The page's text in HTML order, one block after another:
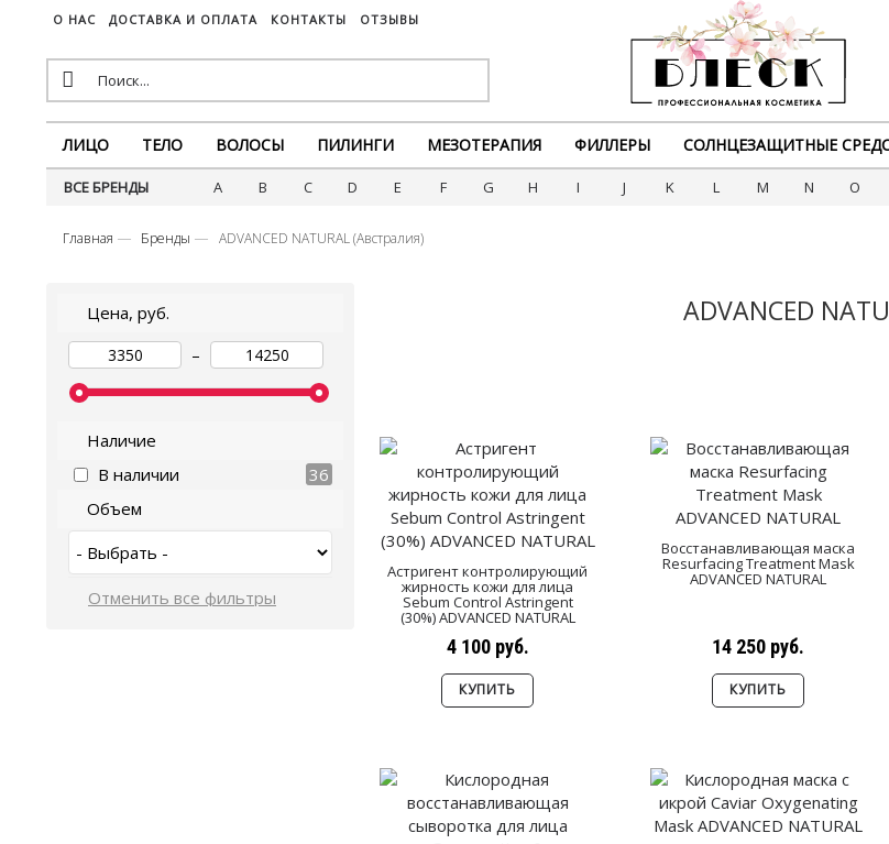
О НАС ДОСТАВКА И ОПЛАТА КОНТАКТЫ ОТЗЫВЫ
ЛИЦО ТЕЛО ВОЛОСЫ ПИЛИНГИ МЕЗОТЕРАПИЯ ФИЛЛЕРЫ СОЛНЦЕЗАЩИТНЫЕ
ВСЕ БРЕНДЫ A B C D E F G H I J K L M N O
Главная Бренды ADVANCED NATURAL (Австралия)
Цена, руб.
–
Наличие
В наличии
36
Объем
ADVANCED
Астригент контролирующий
жирность кожи для лица
Sebum Control Astringent
(30%) ADVANCED NATURAL
4 100 руб.
КУПИТЬ
Восстанавливающая маска
Resurfacing Treatment Mask
ADVANCED NATURAL
14 250 руб.
КУПИТЬ